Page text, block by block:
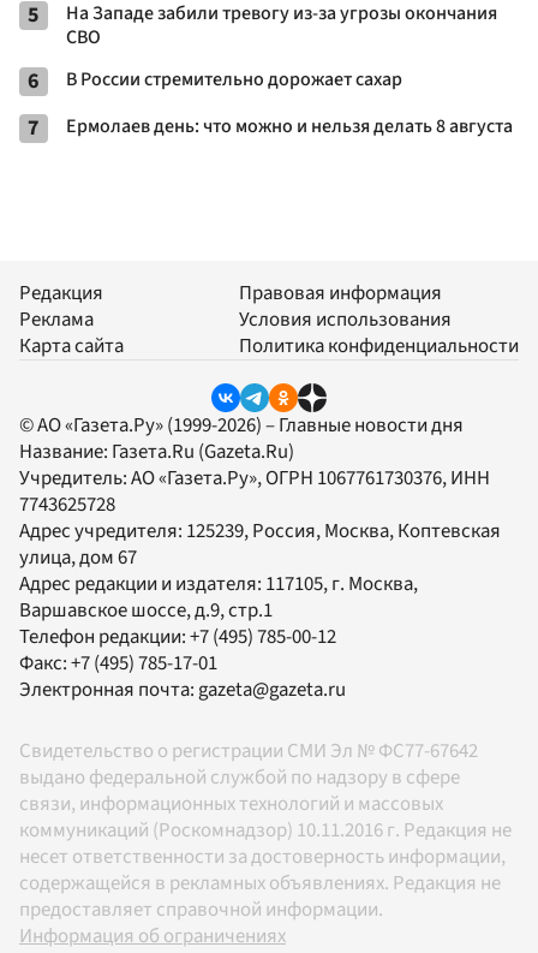
5
На Западе забили тревогу из-за угрозы окончания
СВО
6 В России стремительно дорожает сахар
7 Ермолаев день: что можно и нельзя делать 8 августа
Редакция
Реклама
Карта сайта
Правовая информация
Условия использования
Политика конфиденциальности
© АО «Газета.Ру» (1999-2026) – Главные новости дня
Название: Газета.Ru (Gazeta.Ru)
Учредитель:АО «Газета.Ру», ОГРН 1067761730376, ИНН
7743625728
Адрес учредителя: 125239, Россия, Москва, Коптевская
улица, дом 67
Адрес редакции и издателя: 117105, г. Москва,
Варшавское шоссе, д.9, стр.1
Телефон редакции:+7 (495) 785-00-12
Факс:+7 (495) 785-17-01
Электронная почта:gazeta@gazeta.ru
Свидетельство о регистрации СМИ Эл № ФС77-67642
выдано федеральной службой по надзору в сфере
связи, информационных технологий и массовых
коммуникаций (Роскомнадзор) 10.11.2016 г. Редакция не
несет ответственности за достоверность информации,
содержащейся в рекламных объявлениях. Редакция не
предоставляет справочной информации.
Информация об ограничениях